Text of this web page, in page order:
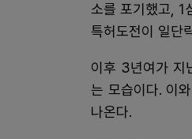
소를 포기했고, 1
특허도전이 일단
이후 3년여가 지
는 모습이다. 이
나온다.